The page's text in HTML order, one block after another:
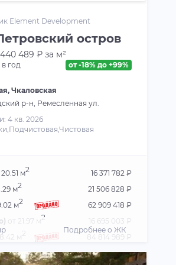
Element Development
остров
489 ₽ за м²
год от -18% до +99%
, Чкаловская
р-н, Ремесленная ул.
4 кв. 2026
м2
16 371 782 ₽
м2
21 506 828 ₽
м2
62 909 418 ₽
от 21.97 м2
16 695 003 ₽
м2
84 814 989 ₽
от 58.06 м
27 336 728 ₽
Подробнее о ЖК